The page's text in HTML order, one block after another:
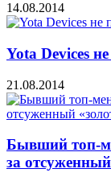
14.08.2014
Yota Devices
21.08.2014
Бывший топ-
за